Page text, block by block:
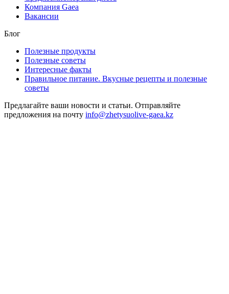
Компания Gaea
Вакансии
Блог
Полезные продукты
Полезные советы
Интересные факты
Правильное питание. Вкусные рецепты и полезные
советы
Предлагайте ваши новости и статьи. Отправляйте
предложения на почту info@zhetysuolive-gaea.kz